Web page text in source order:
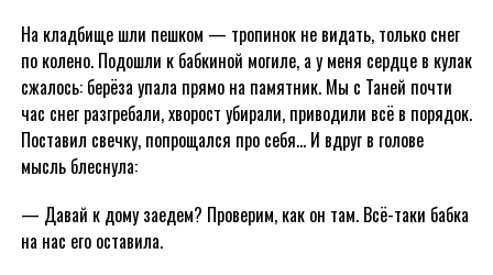
На кладбище шли пешком — тропинок не видать, только снег
по колено. Подошли к бабкиной могиле, а у меня сердце в кулак
сжалось: берёза упала прямо на памятник. Мы с Таней почти
час снег разгребали, хворост убирали, приводили всё в порядок.
Поставил свечку, попрощался про себя… И вдруг в голове
мысль блеснула:
— Давай к дому заедем? Проверим, как он там. Всё-таки бабка
на нас его оставила.